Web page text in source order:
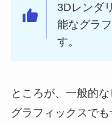
3Dレンダ
能なグラ
す。
ところが、一般的
グラフィックスで